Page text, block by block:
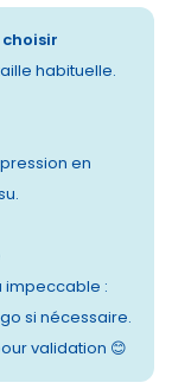
habituelle.
en
impeccable :
si nécessaire.
validation 😊